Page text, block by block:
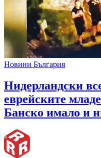
Новини България
Нидерландски
еврейските
Банско имало и